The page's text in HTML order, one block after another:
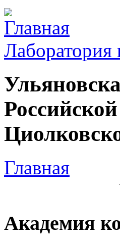
Лаборатория
Главная
Академия